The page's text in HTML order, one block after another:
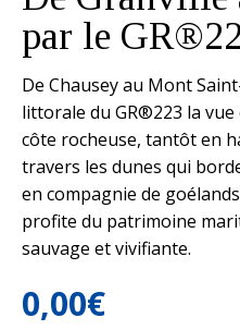
par le
De Chausey au Mont
littorale du GR®223 la
côte rocheuse, tantôt en
travers les dunes qui
en compagnie de
profite du patrimoine
sauvage et vivifiante.
0,00€